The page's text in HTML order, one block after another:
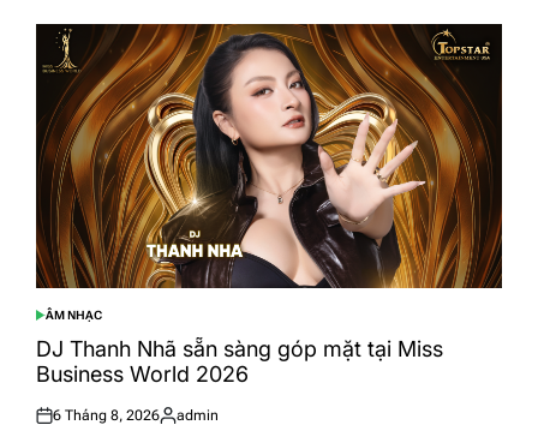
POSTED
IN
ÂM NHẠC
DJ Thanh Nhã sẵn sàng góp mặt tại Miss
Business World 2026
6 Tháng 8, 2026 admin